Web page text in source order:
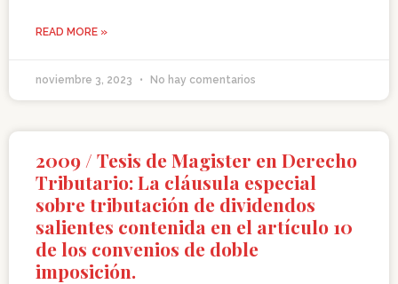
READ MORE »
noviembre 3, 2023 No hay comentarios
2009 / Tesis de Magister en Derecho
Tributario: La cláusula especial
sobre tributación de dividendos
salientes contenida en el artículo 10
de los convenios de doble
imposición.